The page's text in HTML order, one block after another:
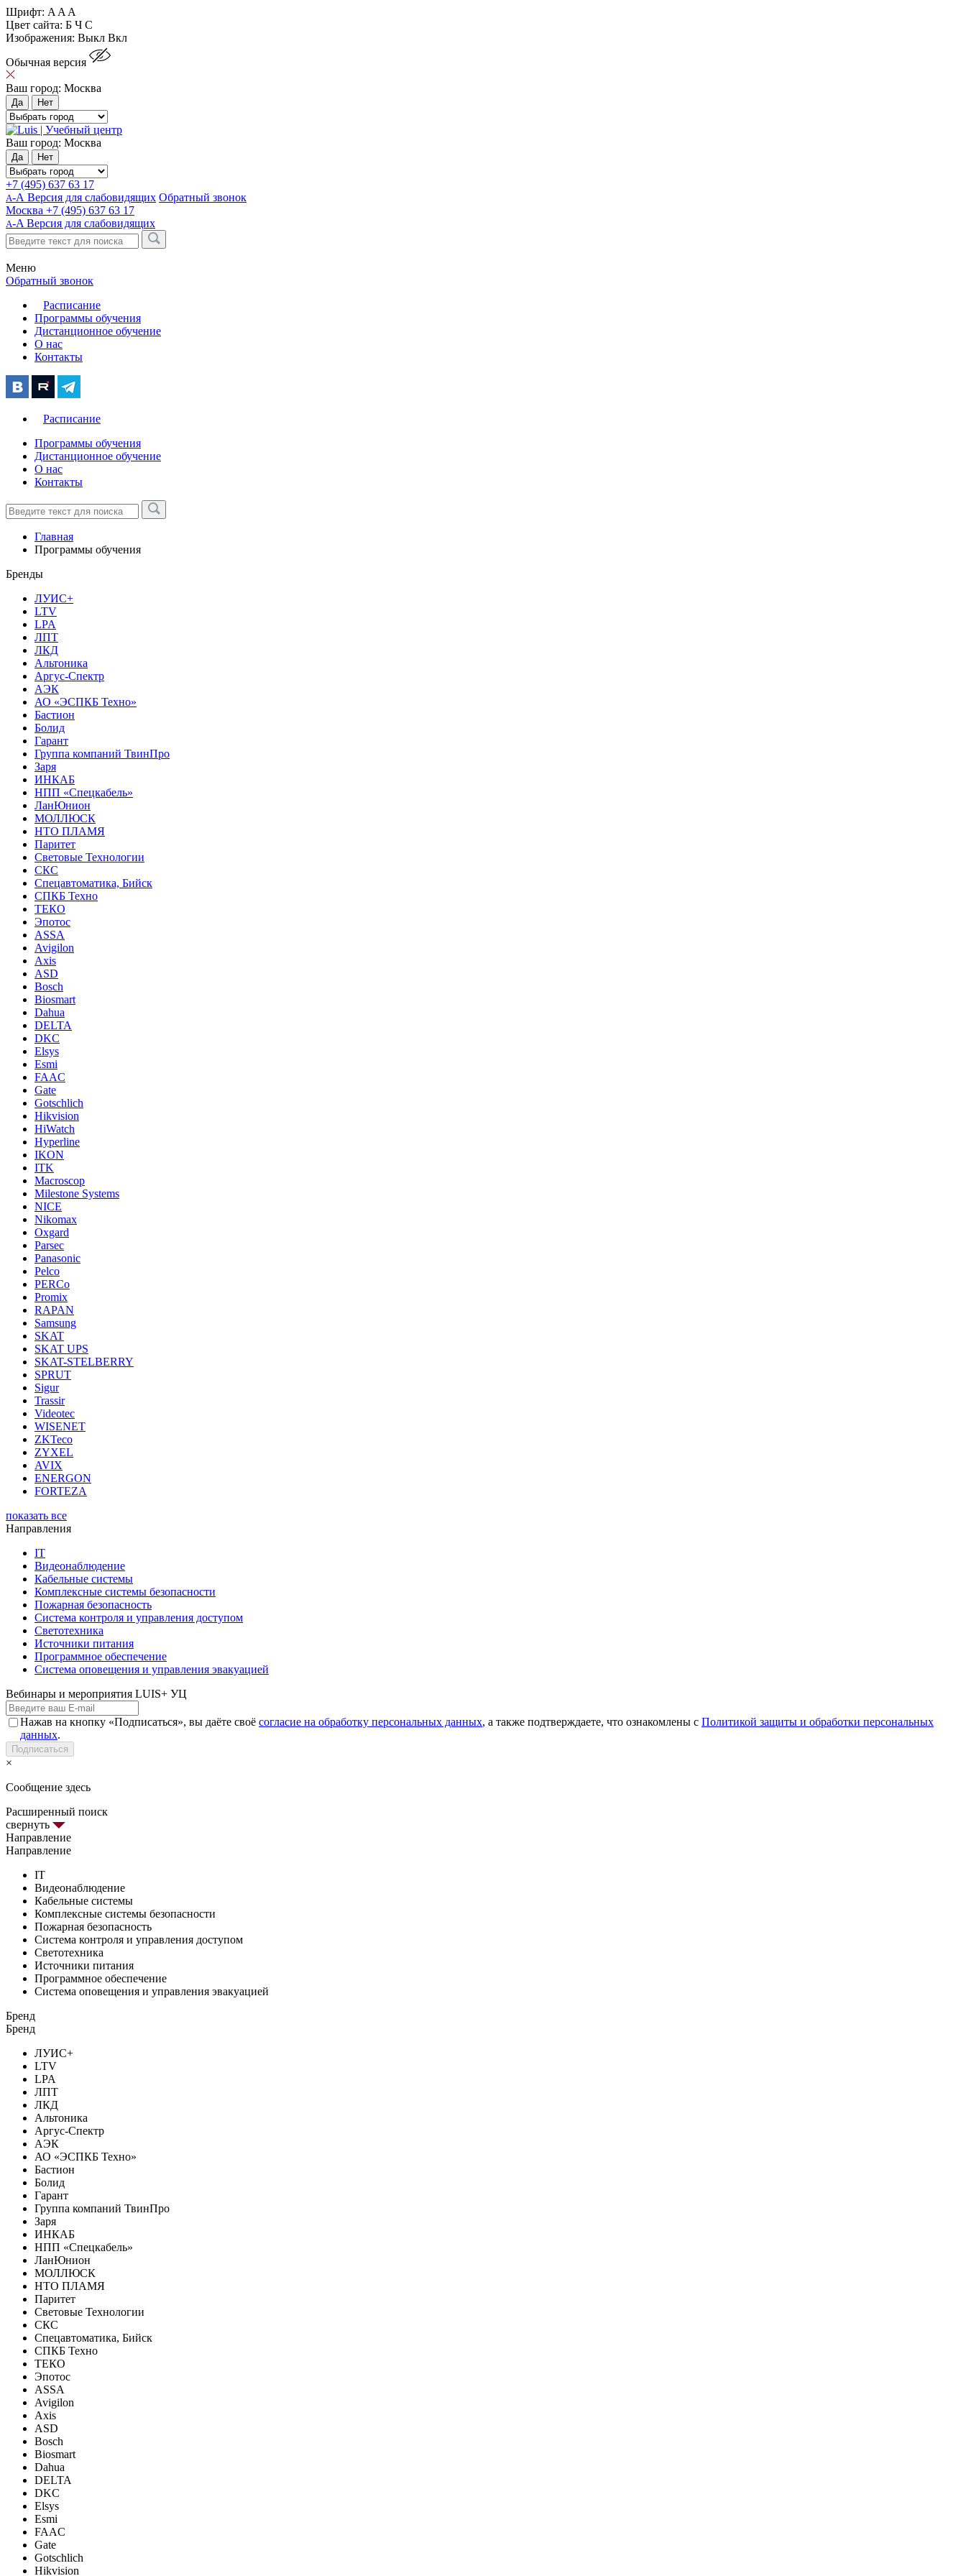
Шрифт: A A A
Цвет сайта: Б Ч С
Изображения: Выкл Вкл
Обычная версия
Ваш город: Москва
Да Нет
Ваш город: Москва
Да Нет
+7 (495) 637 63 17
А-А Версия для слабовидящих Обратный звонок
Москва +7 (495) 637 63 17
A-A Версия для слабовидящих
Меню
Обратный звонок
Расписание
Программы обучения
Дистанционное обучение
О нас
Контакты
Расписание
Программы обучения
Дистанционное обучение
О нас
Контакты
Главная
Программы обучения
Бренды
ЛУИС+
LTV
LPA
ЛПТ
ЛКД
Альтоника
Аргус-Спектр
АЭК
АО «ЭСПКБ Техно»
Бастион
Болид
Гарант
Группа компаний ТвинПро
Заря
ИНКАБ
НПП «Спецкабель»
ЛанЮнион
МОЛЛЮСК
НТО ПЛАМЯ
Паритет
Световые Технологии
СКС
Спецавтоматика, Бийск
СПКБ Техно
ТЕКО
Эпотос
ASSA
Avigilon
Axis
ASD
Bosch
Biosmart
Dahua
DELTA
DKC
Elsys
Esmi
FAAC
Gate
Gotschlich
Hikvision
HiWatch
Hyperline
IKON
ITK
Macroscop
Milestone Systems
NICE
Nikomax
Oxgard
Parsec
Panasonic
Pelco
PERCo
Promix
RAPAN
Samsung
SKAT
SKAT UPS
SKAT-STELBERRY
SPRUT
Sigur
Trassir
Videotec
WISENET
ZKTeco
ZYXEL
AVIX
ENERGON
FORTEZA
показать все
Направления
IT
Видеонаблюдение
Кабельные системы
Комплексные системы безопасности
Пожарная безопасность
Система контроля и управления доступом
Светотехника
Источники питания
Программное обеспечение
Система оповещения и управления эвакуацией
Вебинары и мероприятия LUIS+ УЦ
Нажав на кнопку «Подписаться», вы даёте своё согласие на обработку персональных данных, а также подтверждаете, что ознакомлены с Политикой защиты и обработки персональных
данных.
Подписаться
×
Сообщение здесь
Расширенный поиск
свернуть
Направление
Направление
IT
Видеонаблюдение
Кабельные системы
Комплексные системы безопасности
Пожарная безопасность
Система контроля и управления доступом
Светотехника
Источники питания
Программное обеспечение
Система оповещения и управления эвакуацией
Бренд
Бренд
ЛУИС+
LTV
LPA
ЛПТ
ЛКД
Альтоника
Аргус-Спектр
АЭК
АО «ЭСПКБ Техно»
Бастион
Болид
Гарант
Группа компаний ТвинПро
Заря
ИНКАБ
НПП «Спецкабель»
ЛанЮнион
МОЛЛЮСК
НТО ПЛАМЯ
Паритет
Световые Технологии
СКС
Спецавтоматика, Бийск
СПКБ Техно
ТЕКО
Эпотос
ASSA
Avigilon
Axis
ASD
Bosch
Biosmart
Dahua
DELTA
DKC
Elsys
Esmi
FAAC
Gate
Gotschlich
Hikvision